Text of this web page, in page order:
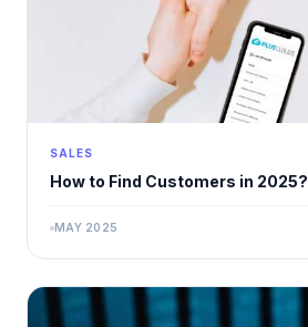
SALES
How to Find Customers in 2025?
MAY 2025